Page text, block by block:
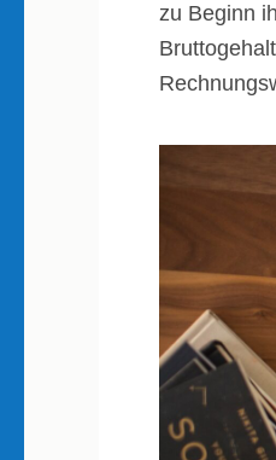
zu Beginn